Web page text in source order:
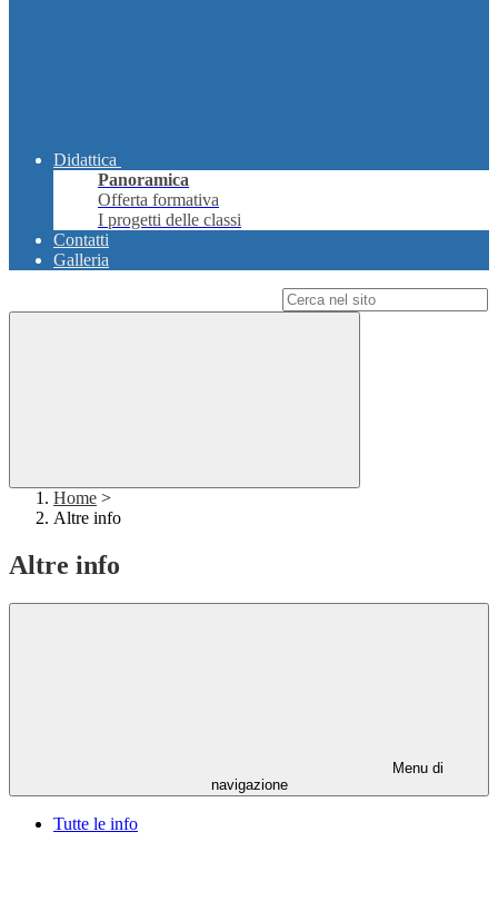
Didattica
Panoramica
Offerta formativa
I progetti delle classi
Contatti
Galleria
Home >
Altre info
Altre info
Menu di
navigazione
Tutte le info